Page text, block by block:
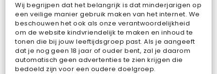
Wij begrijpen dat het belangrijk is dat minderjarigen op
een veilige manier gebruik maken van het internet. We
beschouwen het ook als onze verantwoordelijkheid
om de website kindvriendelijk te maken en inhoud te
tonen die bij jouw leeftijdsgroep past. Als je aangeeft
dat je nog geen 18 jaar of ouder bent, zal je daarom
automatisch geen advertenties te zien krijgen die
bedoeld zijn voor een oudere doelgroep.
Pop Fruit Bubbits